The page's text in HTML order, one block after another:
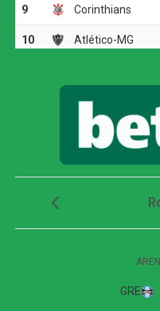
Mesmo em vantagem, o
Arias e Andreas Pereira
jogadas perigosas no
finalizações. A
minutos, quando Jean
as redes palmeirenses e
A resposta alviverde
de Flaco López que
tabelou com Arthur na
e, na sobra, Allan